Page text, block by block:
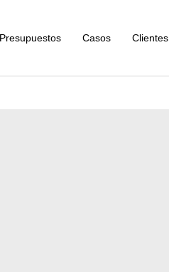
Presupuestos Casos Clientes